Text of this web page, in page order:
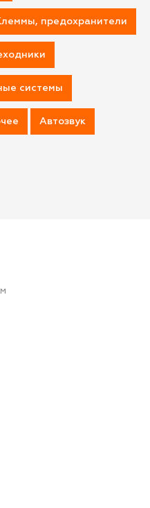
предохранители
системы
Автозвук